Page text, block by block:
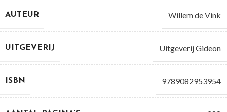
AUTEUR Willem de Vink
UITGEVERIJ Uitgeverij Gideon
ISBN 9789082953954